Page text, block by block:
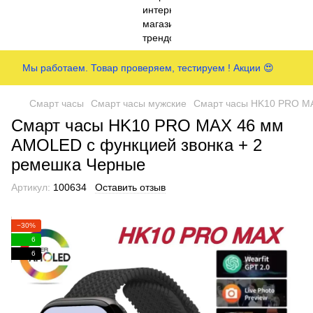
Мы работаем. Товар проверяем, тестируем ! Акции 😍
Смарт часы Смарт часы мужские Смарт часы HK10 PRO
Смарт часы HK10 PRO MAX 46 мм
AMOLED с функцией звонка + 2
ремешка Черные
Артикул: 100634 Оставить отзыв
−30%
6
6